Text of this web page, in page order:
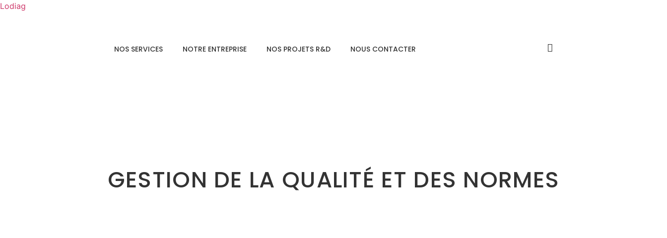
Lodiag
NOS SERVICES NOTRE ENTREPRISE NOS PROJETS R&D NOUS CONTACTER
GESTION DE LA QUALITÉ ET DES NORMES